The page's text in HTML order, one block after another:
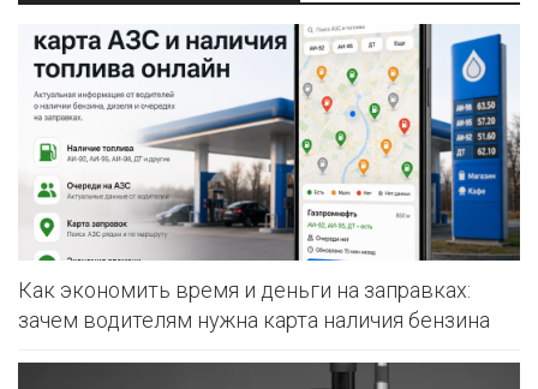
Как экономить время и деньги на заправках:
зачем водителям нужна карта наличия бензина